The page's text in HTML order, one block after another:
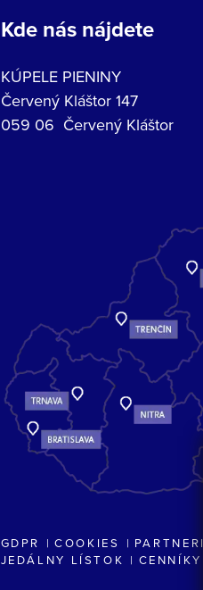
Kde nás nájdete
KÚPELE PIENINY
Červený Kláštor 147
059 06 Červený Kláštor
GDPR COOKIES
PARTNERI
JEDÁLNY LÍSTOK
CENNÍKY